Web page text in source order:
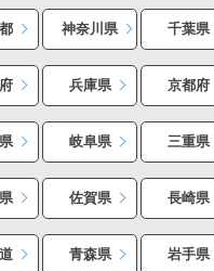
神奈川県 千葉県
兵庫県 京都府
岐阜県 三重県
佐賀県 長崎県
青森県 岩手県